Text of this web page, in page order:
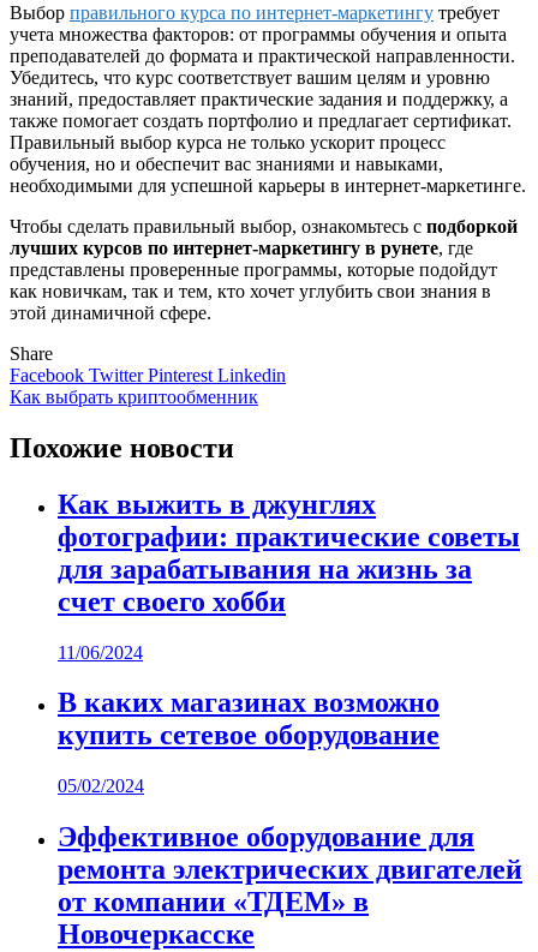
Выбор правильного курса по интернет-маркетингу требует
учета множества факторов: от программы обучения и опыта
преподавателей до формата и практической направленности.
Убедитесь, что курс соответствует вашим целям и уровню
знаний, предоставляет практические задания и поддержку, а
также помогает создать портфолио и предлагает сертификат.
Правильный выбор курса не только ускорит процесс
обучения, но и обеспечит вас знаниями и навыками,
необходимыми для успешной карьеры в интернет-маркетинге.
Чтобы сделать правильный выбор, ознакомьтесь с подборкой
лучших курсов по интернет-маркетингу в рунете, где
представлены проверенные программы, которые подойдут
как новичкам, так и тем, кто хочет углубить свои знания в
этой динамичной сфере.
Share
Facebook TwitterPinterest Linkedin
Навигация
по
записям
Как выбрать криптообменник
Похожие новости
Как выжить в джунглях
фотографии: практические советы
для зарабатывания на жизнь за
счет своего хобби
11/06/2024
В каких магазинах возможно
купить сетевое оборудование
05/02/2024
Эффективное оборудование для
ремонта электрических двигателей
от компании «ТДЕМ» в
Новочеркасске